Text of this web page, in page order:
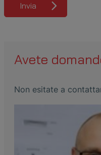
Invia
Avete
Non esitate a